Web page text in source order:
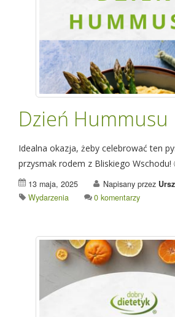
Dzień Hummusu
Idealna okazja, żeby celebrować ten
przysmak rodem z Bliskiego Wschodu!
13 maja, 2025 Napisany przez
Wydarzenia
0 komentarzy